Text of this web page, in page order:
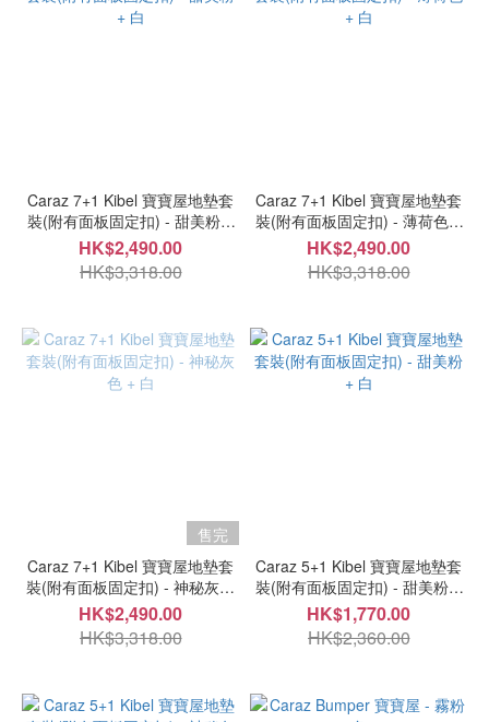
Caraz 7+1 Kibel 寶寶屋地墊套
裝(附有面板固定扣) - 甜美粉 +
白
HK$2,490.00
HK$3,318.00
Caraz 7+1 Kibel 寶寶屋地墊套
裝(附有面板固定扣) - 薄荷色 +
白
HK$2,490.00
HK$3,318.00
售完
Caraz 7+1 Kibel 寶寶屋地墊套
裝(附有面板固定扣) - 神秘灰色
+ 白
HK$2,490.00
HK$3,318.00
Caraz 5+1 Kibel 寶寶屋地墊套
裝(附有面板固定扣) - 甜美粉 +
白
HK$1,770.00
HK$2,360.00